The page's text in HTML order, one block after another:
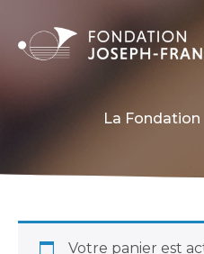
La Fondation
Votre panier est